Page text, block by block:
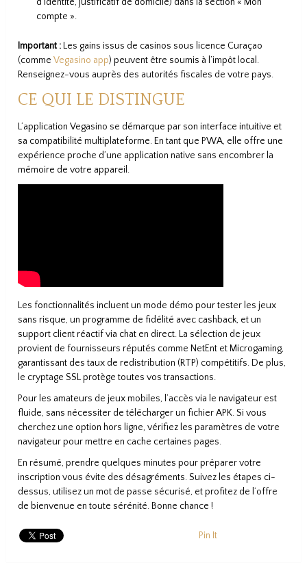
compte ».
Important : Les gains issus de casinos sous licence Curaçao
(commeVegasino app) peuvent être soumis à l’impôt local.
Renseignez-vous auprès des autorités fiscales de votre pays.
CE QUI LE DISTINGUE
L’application Vegasino se démarque par son interface intuitive et
sa compatibilité multiplateforme. En tant que PWA, elle offre une
expérience proche d’une application native sans encombrer la
mémoire de votre appareil.
Les fonctionnalités incluent un mode démo pour tester les jeux
sans risque, un programme de fidélité avec cashback, et un
support client réactif via chat en direct. La sélection de jeux
provient de fournisseurs réputés comme NetEnt et Microgaming,
garantissant des taux de redistribution (RTP) compétitifs. De plus,
le cryptage SSL protège toutes vos transactions.
Pour les amateurs de jeux mobiles, l’accès via le navigateur est
fluide, sans nécessiter de télécharger un fichier APK. Si vous
cherchez une option hors ligne, vérifiez les paramètres de votre
navigateur pour mettre en cache certaines pages.
En résumé, prendre quelques minutes pour préparer votre
inscription vous évite des désagréments. Suivez les étapes ci-
dessus, utilisez un mot de passe sécurisé, et profitez de l’offre
de bienvenue en toute sérénité. Bonne chance !
Pin It